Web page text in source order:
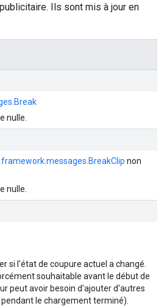
Ils sont mis à jour en
nulle.
non
nulle.
si l'état de coupure actuel a changé.
souhaitable avant le début de
peut avoir besoin d'ajouter d'autres
le chargement terminé).